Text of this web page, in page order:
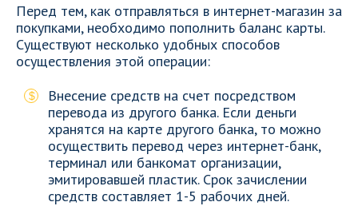
Перед тем, как отправляться в интернет-магазин за
покупками, необходимо пополнить баланс карты.
Существуют несколько удобных способов
осуществления этой операции:
Внесение средств на счет посредством
перевода из другого банка. Если деньги
хранятся на карте другого банка, то можно
осуществить перевод через интернет-банк,
терминал или банкомат организации,
эмитировавшей пластик. Срок зачислении
средств составляет 1-5 рабочих дней.